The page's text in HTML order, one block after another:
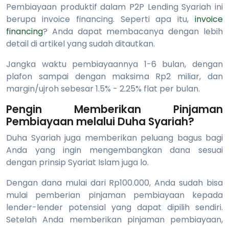
Pembiayaan produktif dalam P2P Lending Syariah ini
berupa invoice financing. Seperti apa itu, invoice
financing? Anda dapat membacanya dengan lebih
detail di artikel yang sudah ditautkan.
Jangka waktu pembiayaannya 1-6 bulan, dengan
plafon sampai dengan maksima Rp2 miliar, dan
margin/ujroh sebesar 1.5% - 2.25% flat per bulan.
Pengin Memberikan Pinjaman
Pembiayaan melalui Duha Syariah?
Duha Syariah juga memberikan peluang bagus bagi
Anda yang ingin mengembangkan dana sesuai
dengan prinsip Syariat Islam juga lo.
Dengan dana mulai dari Rp100.000, Anda sudah bisa
mulai pemberian pinjaman pembiayaan kepada
lender-lender potensial yang dapat dipilih sendiri.
Setelah Anda memberikan pinjaman pembiayaan,